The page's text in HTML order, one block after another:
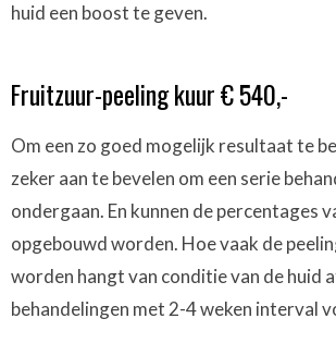
huid een boost te geven.
Fruitzuur-peeling kuur € 540,-
Om een zo goed mogelijk resultaat te
zeker aan te bevelen om een serie
ondergaan. En kunnen de percentages
opgebouwd worden. Hoe vaak de
worden hangt van conditie van de huid
behandelingen met 2-4 weken interval